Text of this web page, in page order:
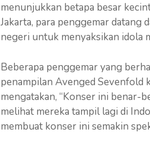
menunjukkan betapa besar
Jakarta, para penggemar datang
negeri untuk menyaksikan idola
Beberapa penggemar yang
penampilan Avenged Sevenfold
mengatakan, “Konser ini benar-
melihat mereka tampil lagi di
membuat konser ini semakin